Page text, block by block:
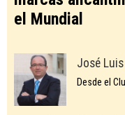
el Mundial
José
Desde el